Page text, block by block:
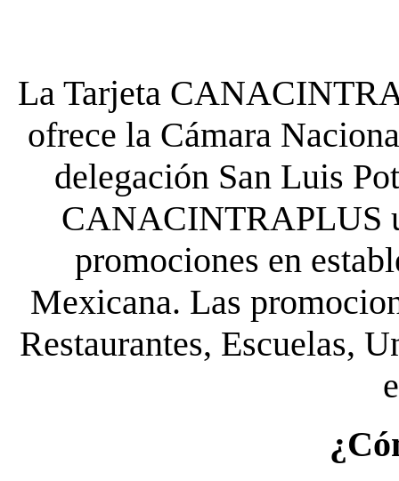
La Tarjeta
ofrece la Cámara
delegación San Luis
CANACINTRAPLUS
promociones en
Mexicana. Las
Restaurantes, Escuelas,